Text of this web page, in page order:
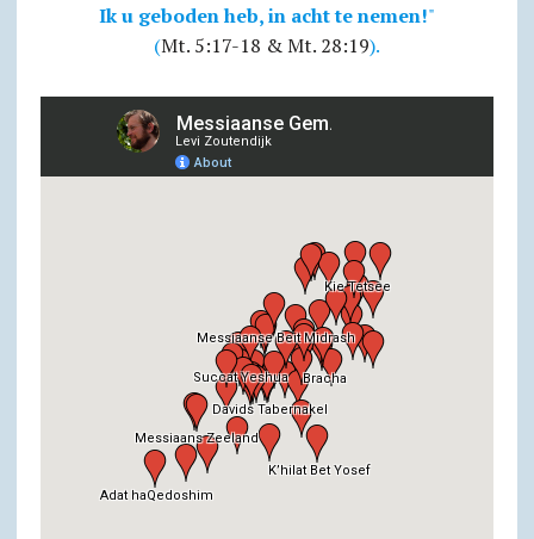
Ik u geboden heb, in acht te nemen!"
(Mt. 5:17-18 & Mt. 28:19).